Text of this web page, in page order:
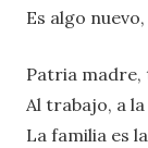
Es algo
Patria madre,
Al trabajo, a
La familia es